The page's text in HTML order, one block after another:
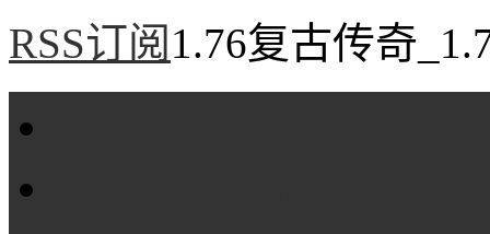
RSS订阅 1.76复古传奇